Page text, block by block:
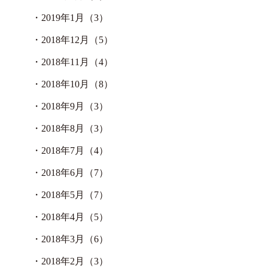
・ 2019年1月（3）
・ 2018年12月（5）
・ 2018年11月（4）
・ 2018年10月（8）
・ 2018年9月（3）
・ 2018年8月（3）
・ 2018年7月（4）
・ 2018年6月（7）
・ 2018年5月（7）
・ 2018年4月（5）
・ 2018年3月（6）
・ 2018年2月（3）